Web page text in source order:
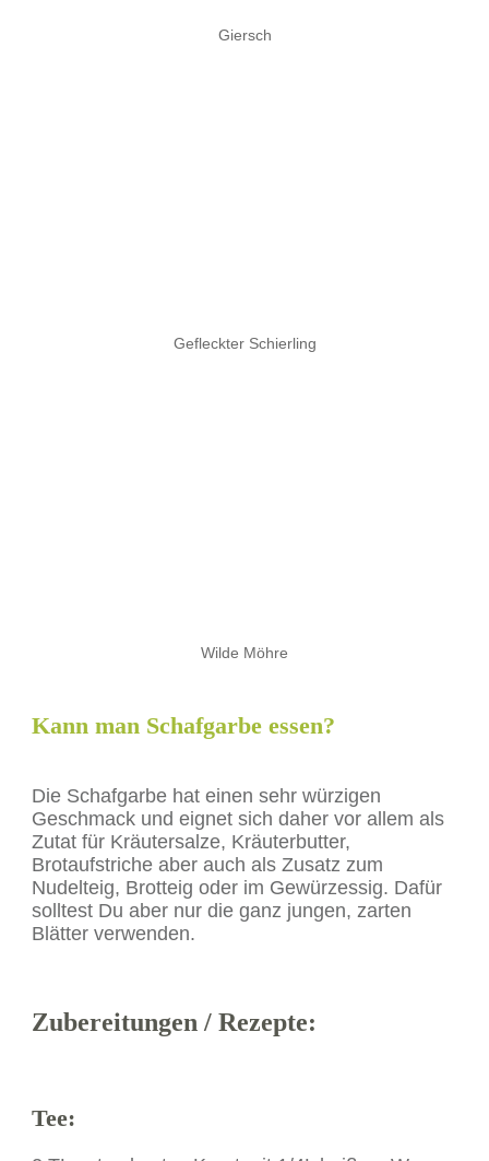
Giersch
Gefleckter Schierling
Wilde Möhre
Kann man Schafgarbe essen?
Die Schafgarbe hat einen sehr würzigen
Geschmack und eignet sich daher vor allem als
Zutat für Kräutersalze, Kräuterbutter,
Brotaufstriche aber auch als Zusatz zum
Nudelteig, Brotteig oder im Gewürzessig. Dafür
solltest Du aber nur die ganz jungen, zarten
Blätter verwenden.
Zubereitungen / Rezepte:
Tee: